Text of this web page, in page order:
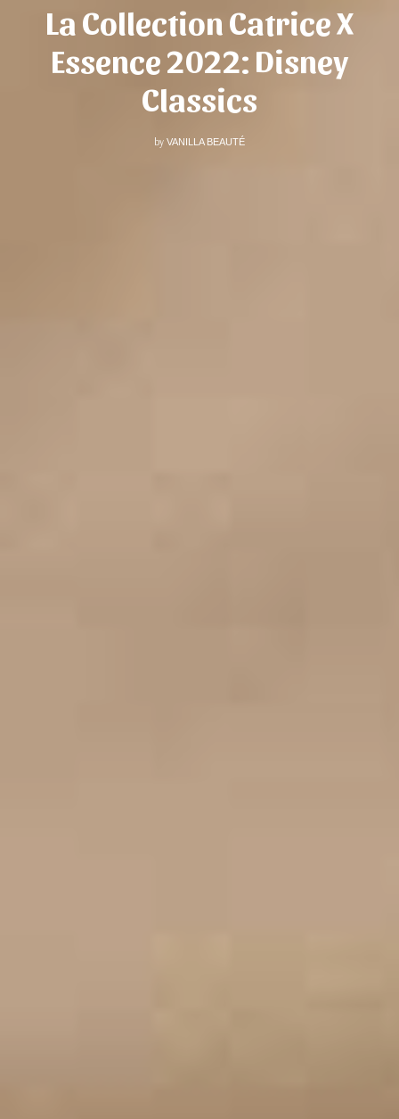
La Collection Catrice X
Essence 2022: Disney
Classics
by VANILLA BEAUTÉ